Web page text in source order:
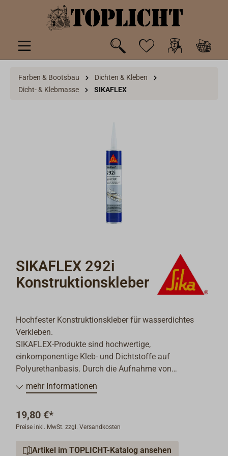
springen
Farben & Bootsbau
Dichten & Kleben
Dicht- & Klebmasse
SIKAFLEX
SIKAFLEX 292i
Konstruktionskleber
Hochfester Konstruktionskleber für wasserdichtes
Verkleben.
SIKAFLEX-Produkte sind hochwertige,
einkomponentige Kleb- und Dichtstoffe auf
Polyurethanbasis. Durch die Aufnahme von
Feuchtigkeit wird aus der plastischen Dichtmasse ein
hochwertiges Elastomer.
- seewasserfest,
- sehr hohe Festigkeit (ca. 55° Shore A Härte und 4
mehr Informationen
19,80 €*
Preise inkl. MwSt. zzgl. Versandkosten
Artikel im TOPLICHT-Katalog ansehen